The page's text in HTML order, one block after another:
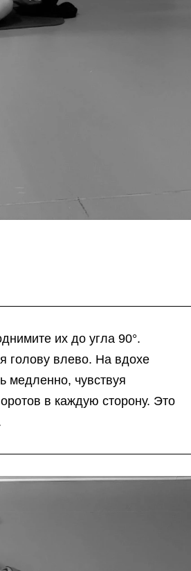
их до угла 90°.
голову влево. На вдохе
медленно, чувствуя
в каждую сторону. Это